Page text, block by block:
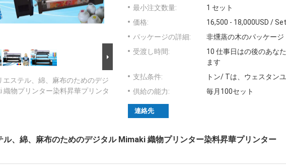
エステル、綿、麻布のためのデジ
織物プリンター染料昇華プリンタ
最小注文数量:
1 セット
価格:
16,500 - 18,000USD / Set
パッケージの詳細:
非燻蒸の木のパッケージ
受渡し時間:
10 仕事日はの後のあな
ます
支払条件:
トン/ Tは、ウェスタン
供給の能力:
毎月100セット
連絡先
ル、綿、麻布のためのデジタル Mimaki 織物プリンター染料昇華プリンター